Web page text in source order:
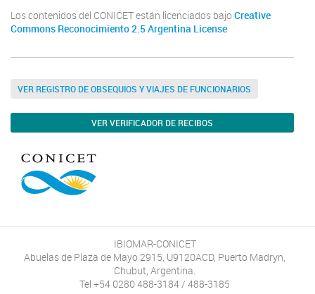
Los contenidos del CONICET están licenciados bajo Creative
Commons Reconocimiento 2.5 Argentina License
VER REGISTRO DE OBSEQUIOS Y VIAJES DE FUNCIONARIOS
VER VERIFICADOR DE RECIBOS
IBIOMAR-CONICET
Abuelas de Plaza de Mayo 2915, U9120ACD, Puerto Madryn,
Chubut, Argentina.
Tel +54 0280 488-3184 / 488-3185